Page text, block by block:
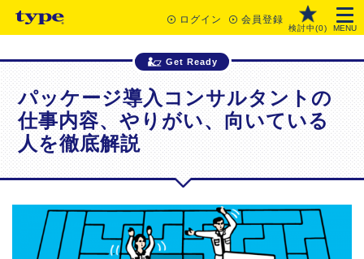
ログイン 会員登録
検討中(0) MENU
Get Ready
パッケージ導入コンサルタントの
仕事内容、やりがい、向いている
人を徹底解説